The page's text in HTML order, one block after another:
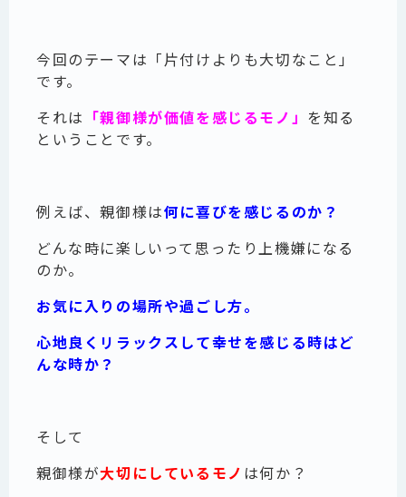
今回のテーマは「片付けよりも大切なこと」
です。
それは 「親御様が価値を感じるモノ」 を知る
ということです。
例えば、親御様は何に喜びを感じるのか？
どんな時に楽しいって思ったり上機嫌になる
のか。
お気に入りの場所や過ごし方。
心地良くリラックスして幸せを感じる時はど
んな時か？
そして
親御様が大切にしているモノ は何か？